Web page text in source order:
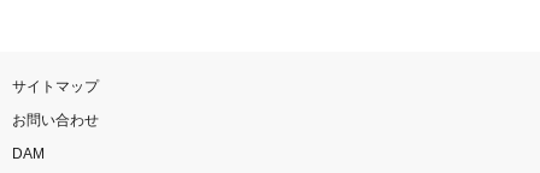
サイトマップ
お問い合わせ
DAM